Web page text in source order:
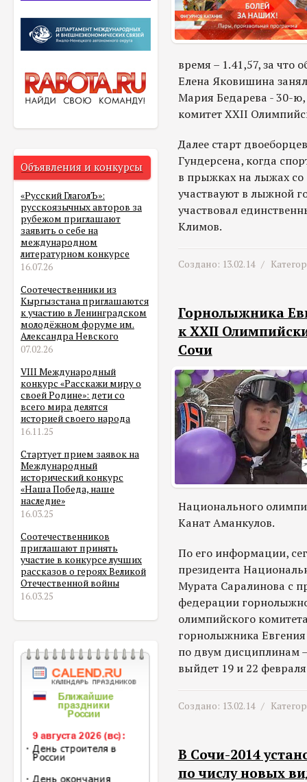
Объявления и конкурсы
«Русский ГлаголЪ»:
русскоязычных авторов за
рубежом приглашают
заявить о себе на
международном
литературном конкурсе
16.07.26
Соотечественники из
Кыргызстана приглашаются
к участию в Ленинградском
молодёжном форуме им.
Александра Невского
07.02.26
VIII Международный
конкурс «Расскажи миру о
своей Родине»: дети со
всего мира делятся
историей своего народа
16.11.25
Стартует прием заявок на
Международный
исторический конкурс
«Наша Победа, наше
наследие»
16.03.25
Соотечественников
приглашают принять
участие в конкурсе лучших
рассказов о героях Великой
Отечественной войны
16.03.25
время – 1.41,57, за что
Елена Яковишина
Мария Бедарева - 30-
комитет XXII
Далее старт
Гундерсена, когда
в прыжках на лыжах со
участвауют в лыжной
участвовал
Климов.
Создано: 13.02.14 /
Горнолыжника
к XXII
Сочи
Национального
Канат Аманкулов.
По его информации,
президента
Мурата Саралинова с
федерации
олимпийского
горнолыжника
по двум дисциплинам
выйдет 19 и 22
Создано: 13.02.14 /
В Сочи-2014
по числу новых